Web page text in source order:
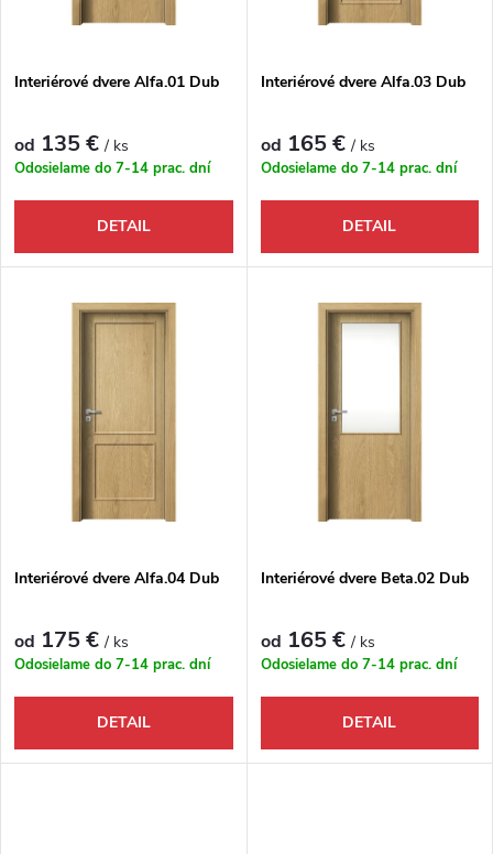
Interiérové dvere Alfa.01 Dub
od 135 €/ ks
Odosielame do 7-14 prac. dní
DETAIL
Interiérové dvere Alfa.03 Dub
od 165 €/ ks
Odosielame do 7-14 prac. dní
DETAIL
Interiérové dvere Alfa.04 Dub
od 175 €/ ks
Odosielame do 7-14 prac. dní
DETAIL
Interiérové dvere Beta.02 Dub
od 165 €/ ks
Odosielame do 7-14 prac. dní
DETAIL